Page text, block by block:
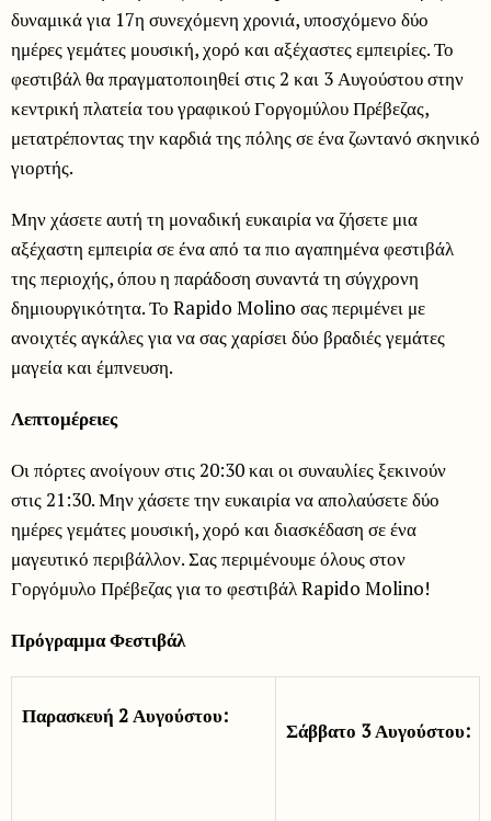
δυναμικά για 17η συνεχόμενη χρονιά, υποσχόμενο δύο
ημέρες γεμάτες μουσική, χορό και αξέχαστες εμπειρίες. Το
φεστιβάλ θα πραγματοποιηθεί στις 2 και 3 Αυγούστου στην
κεντρική πλατεία του γραφικού Γοργομύλου Πρέβεζας,
μετατρέποντας την καρδιά της πόλης σε ένα ζωντανό σκηνικό
γιορτής.
Μην χάσετε αυτή τη μοναδική ευκαιρία να ζήσετε μια
αξέχαστη εμπειρία σε ένα από τα πιο αγαπημένα φεστιβάλ
της περιοχής, όπου η παράδοση συναντά τη σύγχρονη
δημιουργικότητα. Το Rapido Molino σας περιμένει με
ανοιχτές αγκάλες για να σας χαρίσει δύο βραδιές γεμάτες
μαγεία και έμπνευση.
Λεπτομέρειες
Οι πόρτες ανοίγουν στις 20:30 και οι συναυλίες ξεκινούν
στις 21:30. Μην χάσετε την ευκαιρία να απολαύσετε δύο
ημέρες γεμάτες μουσική, χορό και διασκέδαση σε ένα
μαγευτικό περιβάλλον. Σας περιμένουμε όλους στον
Γοργόμυλο Πρέβεζας για το φεστιβάλ Rapido Molino!
Πρόγραμμα Φεστιβάλ
Παρασκευή 2 Αυγούστου:
Σάββατο 3Αυγούστου: